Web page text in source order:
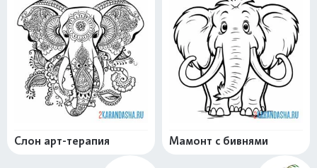
Слон арт-терапия Мамонт с бивнями